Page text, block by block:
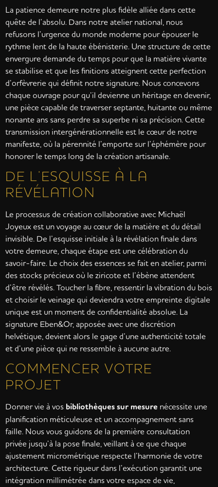
La patience demeure notre plus fidèle alliée dans cette
quête de l’absolu. Dans notre atelier national, nous
refusons l’urgence du monde moderne pour épouser le
rythme lent de la haute ébénisterie. Une structure de cette
envergure demande du temps pour que la matière vivante
se stabilise et que les finitions atteignent cette perfection
d’orfèvrerie qui définit notre signature. Nous concevons
chaque ouvrage pour qu’il devienne un héritage en devenir,
une pièce capable de traverser septante, huitante ou même
nonante ans sans perdre sa superbe ni sa précision. Cette
transmission intergénérationnelle est le cœur de notre
manifeste, où la pérennité l’emporte sur l’éphémère pour
honorer le temps long de la création artisanale.
DE L’ESQUISSE À LA
RÉVÉLATION
Le processus de création collaborative avec Michaël
Joyeux est un voyage au cœur de la matière et du détail
invisible. De l’esquisse initiale à la révélation finale dans
votre demeure, chaque étape est une célébration du
savoir-faire. Le choix des essences se fait en atelier, parmi
des stocks précieux où le ziricote et l’ébène attendent
d’être révélés. Toucher la fibre, ressentir la vibration du bois
et choisir le veinage qui deviendra votre empreinte digitale
unique est un moment de confidentialité absolue. La
signature Eben&Or, apposée avec une discrétion
helvétique, devient alors le gage d’une authenticité totale
et d’une pièce qui ne ressemble à aucune autre.
COMMENCER VOTRE
PROJET
Donner vie à vos bibliothèques sur mesure nécessite une
planification méticuleuse et un accompagnement sans
faille. Nous vous guidons de la première consultation
privée jusqu’à la pose finale, veillant à ce que chaque
ajustement micrométrique respecte l’harmonie de votre
architecture. Cette rigueur dans l’exécution garantit une
intégration millimétrée dans votre espace de vie,